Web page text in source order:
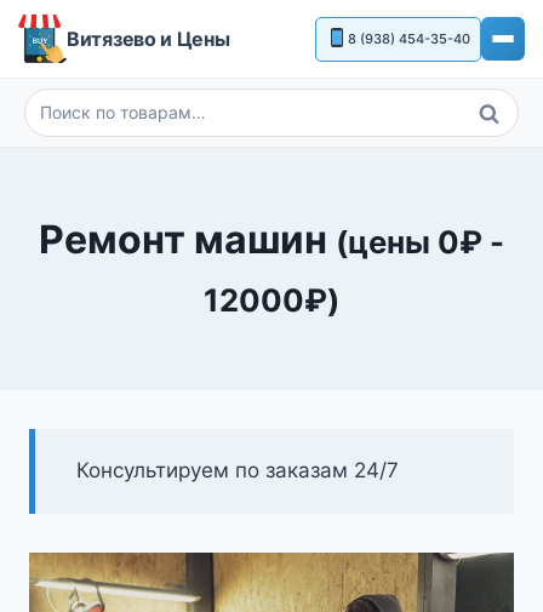
Перейти
Витязево и Цены 8 (938) 454-35-40
Искать:
Поиск
Ремонт машин (цены 0₽ -
12000₽)
Консультируем по заказам 24/7